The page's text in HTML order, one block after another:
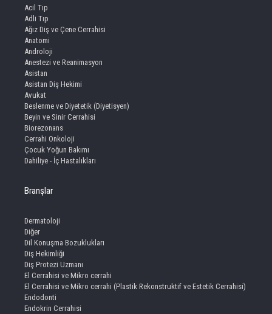
Acil Tıp
Adli Tıp
Ağız Diş ve Çene Cerrahisi
Anatomi
Androloji
Anestezi ve Reanimasyon
Asistan
Asistan Diş Hekimi
Avukat
Beslenme ve Diyetetik (Diyetisyen)
Beyin ve Sinir Cerrahisi
Biorezonans
Cerrahi Onkoloji
Çocuk Yoğun Bakımı
Dahiliye - İç Hastalıkları
Branşlar
Dermatoloji
Diğer
Dil Konuşma Bozuklukları
Diş Hekimliği
Diş Protezi Uzmanı
El Cerrahisi ve Mikro cerrahi
El Cerrahisi ve Mikro cerrahi (Plastik Rekonstruktif ve Estetik Cerrahisi)
Endodonti
Endokrin Cerrahisi